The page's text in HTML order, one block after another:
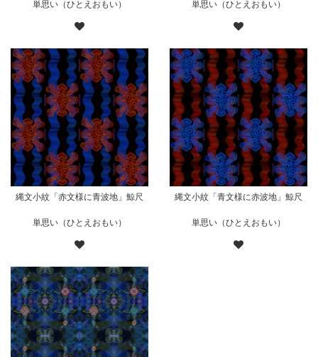
単思い（ひとえおもい） 単思い（ひとえおもい）
縄文小紋「赤文様に青波地」鯨尺
単思い（ひとえおもい）
縄文小紋「青文様に赤波地」鯨尺
単思い（ひとえおもい）